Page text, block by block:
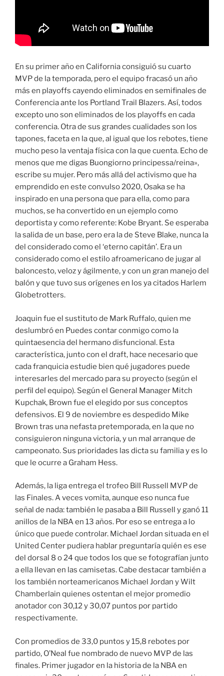
En su primer año en California consiguió su cuarto
MVP de la temporada, pero el equipo fracasó un año
más en playoffs cayendo eliminados en semifinales de
Conferencia ante los Portland Trail Blazers. Así, todos
excepto uno son eliminados de los playoffs en cada
conferencia. Otra de sus grandes cualidades son los
tapones, faceta en la que, al igual que los rebotes, tiene
mucho peso la ventaja física con la que cuenta. Echo de
menos que me digas Buongiorno principessa/reina»,
escribe su mujer. Pero más allá del activismo que ha
emprendido en este convulso 2020, Osaka se ha
inspirado en una persona que para ella, como para
muchos, se ha convertido en un ejemplo como
deportista y como referente: Kobe Bryant. Se esperaba
la salida de un base, pero era la de Steve Blake, nunca la
del considerado como el ‘eterno capitán’. Era un
considerado como el estilo afroamericano de jugar al
baloncesto, veloz y ágilmente, y con un gran manejo del
balón y que tuvo sus orígenes en los ya citados Harlem
Globetrotters.
Joaquin fue el sustituto de Mark Ruffalo, quien me
deslumbró en Puedes contar conmigo como la
quintaesencia del hermano disfuncional. Esta
característica, junto con el draft, hace necesario que
cada franquicia estudie bien qué jugadores puede
interesarles del mercado para su proyecto (según el
perfil del equipo). Según el General Manager Mitch
Kupchak, Brown fue el elegido por sus conceptos
defensivos. El 9 de noviembre es despedido Mike
Brown tras una nefasta pretemporada, en la que no
consiguieron ninguna victoria, y un mal arranque de
campeonato. Sus prioridades las dicta su familia y es lo
que le ocurre a Graham Hess.
Además, la liga entrega el trofeo Bill Russell MVP de
las Finales. A veces vomita, aunque eso nunca fue
señal de nada: también le pasaba a Bill Russell y ganó 11
anillos de la NBA en 13 años. Por eso se entrega a lo
único que puede controlar. Michael Jordan situada en el
United Center pudiera hablar preguntaría quién es ese
del dorsal 8 o 24 que todos los que se fotografían junto
a ella llevan en las camisetas. Cabe destacar también a
los también norteamericanos Michael Jordan y Wilt
Chamberlain quienes ostentan el mejor promedio
anotador con 30,12 y 30,07 puntos por partido
respectivamente.
Con promedios de 33,0 puntos y 15,8 rebotes por
partido, O’Neal fue nombrado de nuevo MVP de las
finales. Primer jugador en la historia de la NBA en